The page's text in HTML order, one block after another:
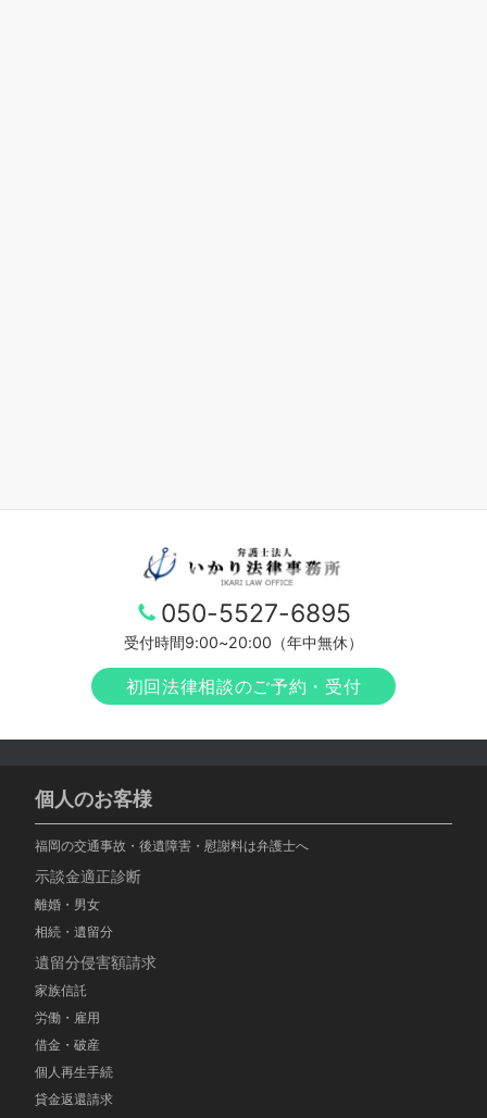
050-5527-6895
受付時間9:00~20:00（年中無休）
初回法律相談のご予約・受付
個人のお客様
福岡の交通事故・後遺障害・慰謝料は弁護士へ
示談金適正診断
離婚・男女
相続・遺留分
遺留分侵害額請求
家族信託
労働・雇用
借金・破産
個人再生手続
貸金返還請求